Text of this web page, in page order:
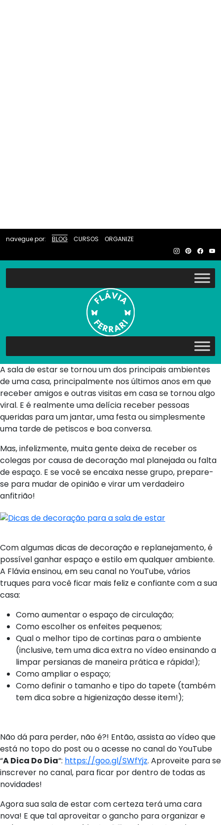
navegue por: BLOG CURSOS ORGANIZE
A sala de estar se tornou um dos principais ambientes
de uma casa, principalmente nos últimos anos em que
receber amigos e outras visitas em casa se tornou algo
viral. E é realmente uma delícia receber pessoas
queridas para um jantar, uma festa ou simplesmente
uma tarde de petiscos e boa conversa.
Mas, infelizmente, muita gente deixa de receber os
colegas por causa de decoração mal planejada ou falta
de espaço. E se você se encaixa nesse grupo, prepare-
se para mudar de opinião e virar um verdadeiro
anfitrião!
Com algumas dicas de decoração e replanejamento, é
possível ganhar espaço e estilo em qualquer ambiente.
A Flávia ensinou, em seu canal no YouTube, vários
truques para você ficar mais feliz e confiante com a sua
casa:
Como aumentar o espaço de circulação;
Como escolher os enfeites pequenos;
Qual o melhor tipo de cortinas para o ambiente
(inclusive, tem uma dica extra no vídeo ensinando a
limpar persianas de maneira prática e rápida!);
Como ampliar o espaço;
Como definir o tamanho e tipo do tapete (também
tem dica sobre a higienização desse item!);
Não dá para perder, não é?! Então, assista ao vídeo que
está no topo do post ou o acesse no canal do YouTube
“A Dica Do Dia“: https://goo.gl/SWfYjz. Aproveite para se
inscrever no canal, para ficar por dentro de todas as
novidades!
Agora sua sala de estar com certeza terá uma cara
nova! E que tal aproveitar o gancho para organizar e